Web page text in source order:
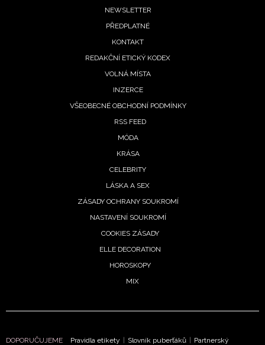
potvrzujete, že jste se seznámili se
- BurdaMedia Extra s.r.o. bude s
Chcete navíc dostávat i další zajímavé a exkluzivní
soukromí BurdaMedia Extra s.r.o., zaškrtněte toto pole.
NEWSLETTER
PŘEDPLATNÉ
KONTAKT
REDAKČNÍ ETICKÝ KODEX
VOLNÁ MÍSTA
INZERCE
VŠEOBECNÉ OBCHODNÍ PODMÍNKY
RSS FEED
MÓDA
KRÁSA
CELEBRITY
LÁSKA A SEX
ZÁSADY OCHRANY SOUKROMÍ
NASTAVENÍ SOUKROMÍ
COOKIES ZÁSADY
ELLE DECORATION
HOROSKOPY
MIX
DOPORUČUJEME Pravidla etikety | Slovník puberťáků | Partnerský